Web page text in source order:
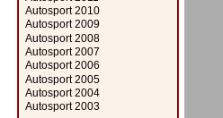
Autosport 2010
Autosport 2009
Autosport 2008
Autosport 2007
Autosport 2006
Autosport 2005
Autosport 2004
Autosport 2003